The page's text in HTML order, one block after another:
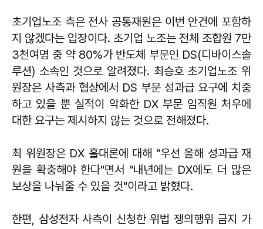
초기업노조 측은 전사 공통재원은 이번 안건에 포함하
지 않겠다는 입장이다. 초기업 노조는 전체 조합원 7만
3천여명 중 약 80%가 반도체 부문인 DS(디바이스솔
루션) 소속인 것으로 알려졌다. 최승호 초기업노조 위
원장은 사측과 협상에서 DS 부문 성과급 요구에 치중
하고 있을 뿐 실적이 악화한 DX 부문 임직원 처우에
대한 요구는 제시하지 않는 것으로 전해졌다.
최 위원장은 DX 홀대론에 대해 "우선 올해 성과급 재
원을 확충해야 한다"면서 "내년에는 DX에도 더 많은
보상을 나눠줄 수 있을 것"이라고 밝혔다.
한편, 삼성전자 사측이 신청한 위법 쟁의행위 금지 가